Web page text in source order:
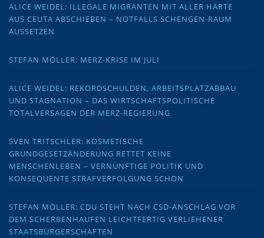
ALICE WEIDEL: ILLEGALE MIGRANTEN MIT ALLER HÄRTE
AUS CEUTA ABSCHIEBEN – NOTFALLS SCHENGEN-RAUM
AUSSETZEN
STEFAN MÖLLER: MERZ-KRISE IM JULI
ALICE WEIDEL: REKORDSCHULDEN, ARBEITSPLATZABBAU
UND STAGNATION – DAS WIRTSCHAFTSPOLITISCHE
TOTALVERSAGEN DER MERZ-REGIERUNG
SVEN TRITSCHLER: KOSMETISCHE
GRUNDGESETZÄNDERUNG RETTET KEINE
MENSCHENLEBEN – VERNÜNFTIGE POLITIK UND
KONSEQUENTE STRAFVERFOLGUNG SCHON
STEFAN MÖLLER: CDU STEHT NACH CSD-ANSCHLAG VOR
DEM SCHERBENHAUFEN LEICHTFERTIG VERLIEHENER
STAATSBÜRGERSCHAFTEN